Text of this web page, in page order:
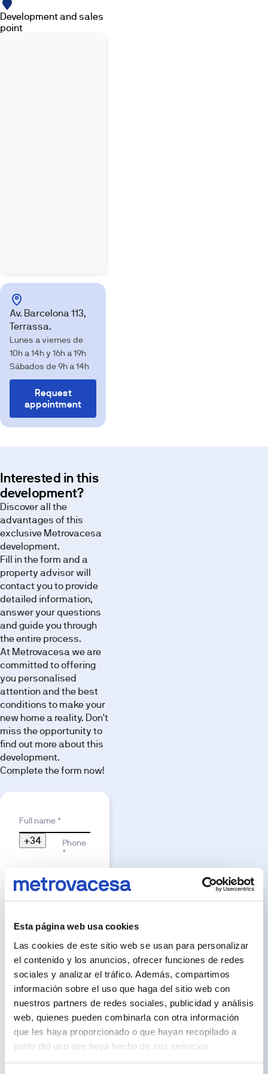
Esta página web usa cookies
Las cookies de este sitio web se usan para personalizar
el contenido y los anuncios, ofrecer funciones de redes
sociales y analizar el tráfico. Además, compartimos
información sobre el uso que haga del sitio web con
nuestros partners de redes sociales, publicidad y análisis
web, quienes pueden combinarla con otra información
que les haya proporcionado o que hayan recopilado a
partir del uso que haya hecho de sus servicios.
Development and sales
point
Av. Barcelona 113,
Terrassa.
Lunes a viernes de
10h a 14h y 16h a 19h
Sábados de 9h a 14h
Request
appointment
Interested in this
development?
Discover all the
advantages of this
exclusive Metrovacesa
development.
Fill in the form and a
property advisor will
contact you to provide
detailed information,
answer your questions
and guide you through
the entire process.
At Metrovacesa we are
committed to offering
you personalised
attention and the best
conditions to make your
new home a reality. Don't
miss the opportunity to
find out more about this
development.
Complete the form now!
Full name *
+34
Argentina
+54
Australia+61
Belgium
Brazil+55
Bulgaria+359
Canada+1
Chile+56
China +86
Colombia +57
Costa Rica
+506
Croatia+385
Phone
*
Reason for interest
Images
Living
room
Kitchen
Bedroom Bathroom Exterior
Others
Images,
infographics
and
renderings
illustrative
furniture,
decorative
elements,
lighting
deliverable
product
unless
expressly
stated
otherwise.
accurately
reflect
dimensions,
finishes,
materials